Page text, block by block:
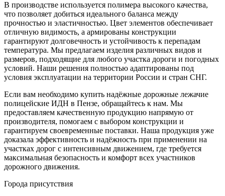
В производстве используется полимера высокого качества,
что позволяет добиться идеального баланса между
прочностью и эластичностью. Цвет элементов обеспечивает
отличную видимость, а армированы конструкции
гарантируют долговечность и устойчивость к перепадам
температура. Мы предлагаем изделия различных видов и
размеров, подходящие для любого участка дороги и погодных
условий. Наши решения полностью адаптированы под
условия эксплуатации на территории России и стран СНГ.
Если вам необходимо купить надёжные дорожные лежачие
полицейские ИДН в Пензе, обращайтесь к нам. Мы
предоставляем качественную продукцию напрямую от
производителя, помогаем с выбором конструкции и
гарантируем своевременные поставки. Наша продукция уже
доказала эффективность и надёжность при применении на
участках дорог с интенсивным движением, где требуется
максимальная безопасность и комфорт всех участников
дорожного движения.
Города присутствия